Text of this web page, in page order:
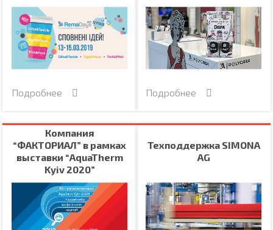
Подробнее Подробнее
Компания
“ФАКТОРИАЛ” в рамках
выставки “AquaTherm
Kyiv 2020”
Техподдержка SIMONA
AG